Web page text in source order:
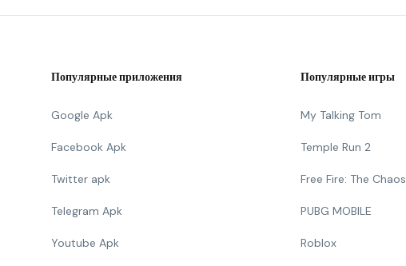
Популярные приложения
Google Apk
Facebook Apk
Twitter apk
Telegram Apk
Youtube Apk
Популярные игры
My Talking Tom
Temple Run 2
Free Fire: The Chaos
PUBG MOBILE
Roblox